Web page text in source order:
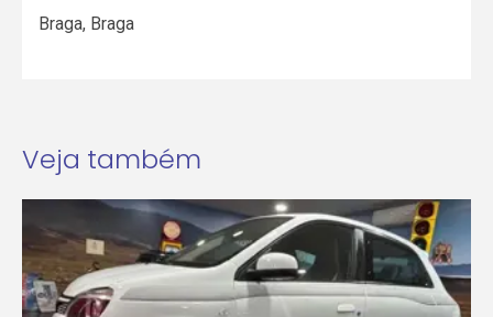
Braga, Braga
Veja também